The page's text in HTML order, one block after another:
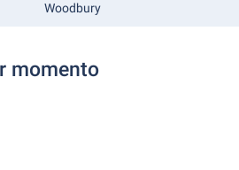
Woodbury
momento